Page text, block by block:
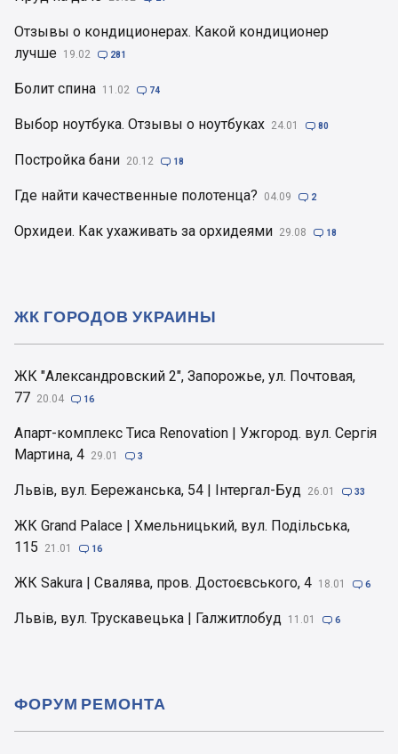
Отзывы о кондиционерах. Какой кондиционер
лучше 19.02  281
Болит спина 11.02  74
Выбор ноутбука. Отзывы о ноутбуках 24.01  80
Постройка бани 20.12  18
Где найти качественные полотенца? 04.09  2
Орхидеи. Как ухаживать за орхидеями 29.08  18
ЖК "Александровский 2", Запорожье, ул. Почтовая,
77 20.04  16
Апарт-комплекс Тиса Renovation | Ужгород. вул. Сергія
Мартина, 4 29.01  3
Львів, вул. Бережанська, 54 | Інтергал-Буд 26.01  33
ЖК Grand Palace | Хмельницький, вул. Подільська,
115
21.01  16
ЖК Sakura | Свалява, пров. Достоєвського, 4 18.01  6
Львів, вул. Трускавецька | Галжитлобуд 11.01  6
ЖК ГОРОДОВ УКРАИНЫ
ФОРУМ РЕМОНТА